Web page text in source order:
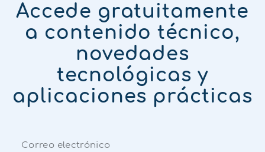
Accede gratuitamente
a contenido técnico,
novedades
tecnológicas y
aplicaciones prácticas